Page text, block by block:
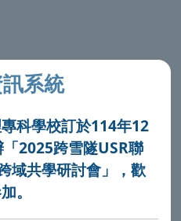
系統
專科學校訂於114年12
2025跨雪隧USR聯
域共學研討會」，歡
。